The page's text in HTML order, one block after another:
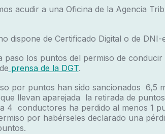
acudir a una Oficina de la Agencia
de Certificado Digital o de DNI-
los puntos del permiso de conducir
prensa de la DGT.
por puntos han sido sancionados 6,5
llevan aparejada la retirada de
4 conductores ha perdido al menos 1
por habérseles declarado una